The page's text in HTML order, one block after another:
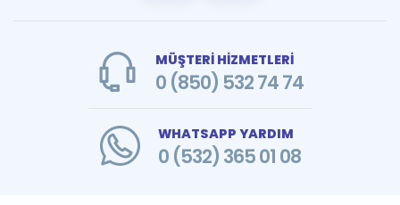
MÜŞTERİ HİZMETLERİ
0 (850) 532 74 74
WHATSAPP YARDIM
0 (532) 365 01 08